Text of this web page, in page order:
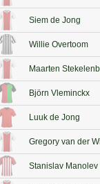
Siem de Jong
Willie Overtoom
Maarten
Björn Vleminckx
Luuk de Jong
Gregory van der
Stanislav Manolev